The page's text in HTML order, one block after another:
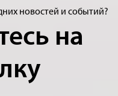
новостей и событий?
на